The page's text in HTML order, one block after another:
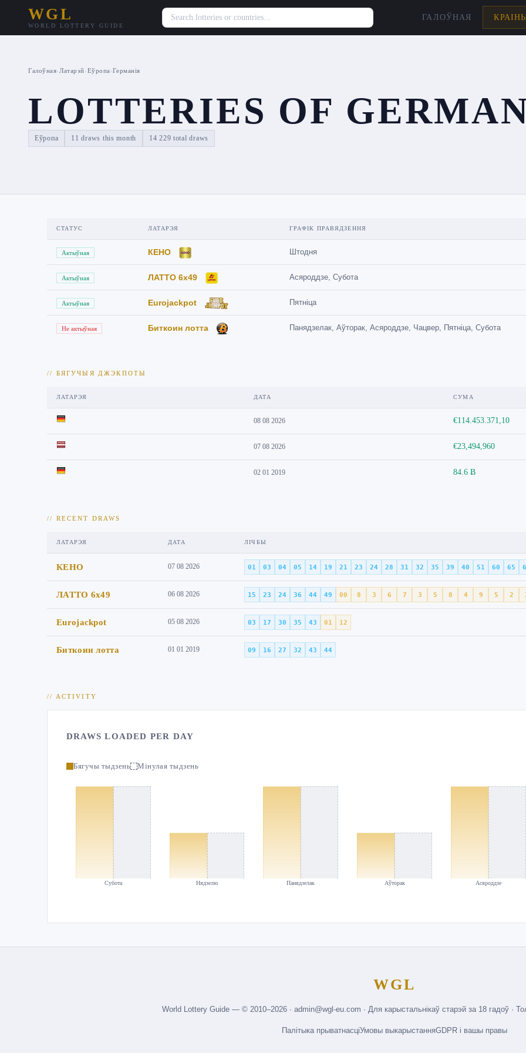
WGL
WORLD LOTTERY GUIDE
ГАЛОЎНАЯ
Галоўная› Латарэй›Еўропа ›Германія
LOTTERIES OF
Еўропа 11 draws this month 14 229 total draws
СТАТУС ЛАТАРЭЯ ГРАФІК ПРАВЯДЗЕННЯ
Актыўная КЕНО Штодня
Актыўная ЛАТТО 6x49 Асяроддзе, Субота
Актыўная Eurojackpot Пятніца
Не актыўная Биткоин лотта Панядзелак, Аўторак, Асяроддзе, Чацвер, Пятніца, Субота
// БЯГУЧЫЯ ДЖЭКПОТЫ
ЛАТАРЭЯ ДАТА СУМА
08 08 2026 €114.453.371,10
07 08 2026 €23,494,960
02 01 2019 84.6 Ƀ
// RECENT DRAWS
ЛАТАРЭЯ ДАТА ЛІЧБЫ
КЕНО 07 08 2026 01 03 04 05 14 19 21 23 24 28 31 32 35 39 40 51 60 65
ЛАТТО 6x49 06 08 2026 15 23 24 36 44 49 00 8 3 6 7 3 5 8 4 9 5 2
Eurojackpot 05 08 2026 03 17 30 35 43 01 12
Биткоин лотта 01 01 2019 09 16 27 32 43 44
// ACTIVITY
DRAWS LOADED PER DAY
Бягучы тыдзень Мінулая тыдзень
Субота Нядзелю Панядзелак Аўторак Асяроддзе
WGL
World Lottery Guide — © 2010–2026 · admin@wgl-eu.com · Для карыстальнікаў старэй за 18 гадоў ·
Палітыка прыватнасціУмовы выкарыстанняGDPR і вашы правы